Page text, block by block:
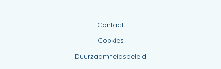
Contact
Cookies
Duurzaamheidsbeleid